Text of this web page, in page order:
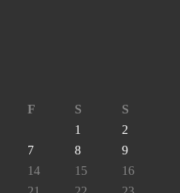
F S
S
1
2
7 8
9
14 15
16